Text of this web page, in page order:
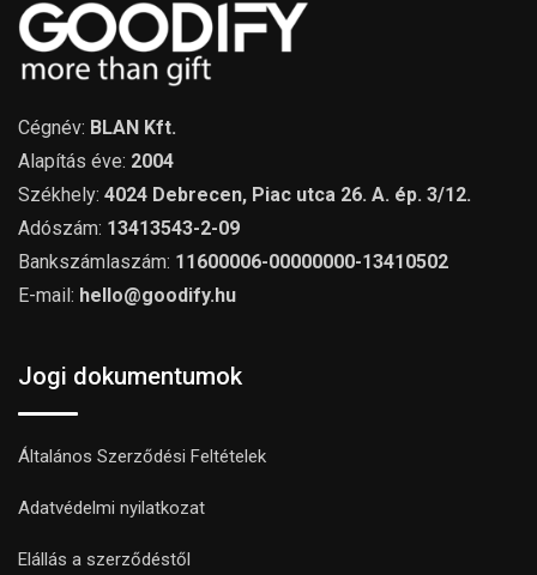
Cégnév: BLAN Kft.
Alapítás éve: 2004
Székhely: 4024 Debrecen, Piac utca 26. A. ép. 3/12.
Adószám: 13413543-2-09
Bankszámlaszám: 11600006-00000000-13410502
E-mail: hello@goodify.hu
Jogi dokumentumok
Általános Szerződési Feltételek
Adatvédelmi nyilatkozat
Elállás a szerződéstől